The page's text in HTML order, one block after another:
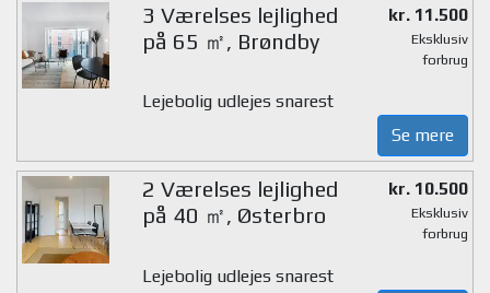
3 Værelses lejlighed
på 65 ㎡, Brøndby
kr. 11.500
Eksklusiv
forbrug
Lejebolig udlejes snarest
Se mere
2 Værelses lejlighed
på 40 ㎡, Østerbro
kr. 10.500
Eksklusiv
forbrug
Lejebolig udlejes snarest